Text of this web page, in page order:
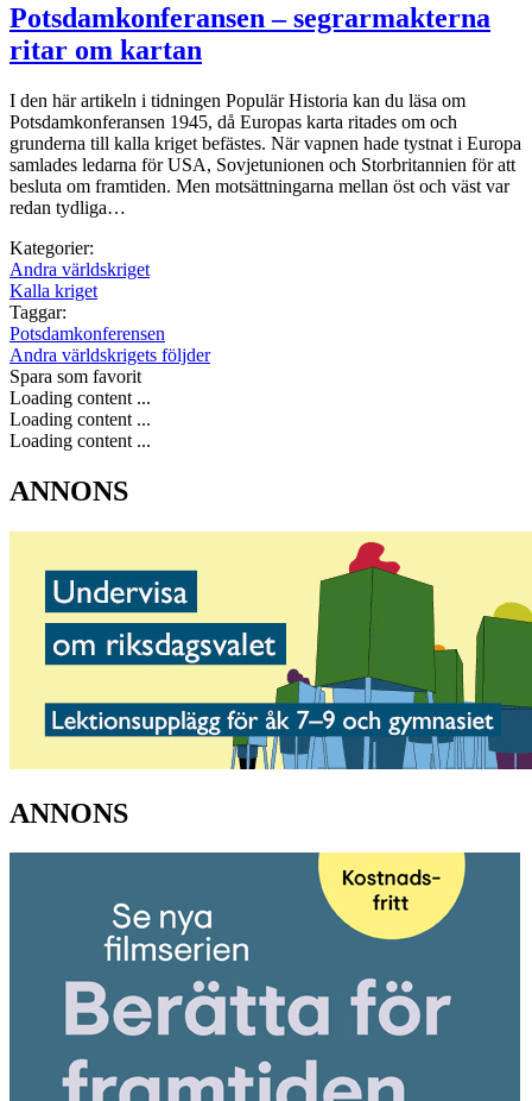
Potsdamkonferansen – segrarmakterna
ritar om kartan
I den här artikeln i tidningen Populär Historia kan du läsa om
Potsdamkonferansen 1945, då Europas karta ritades om och
grunderna till kalla kriget befästes. När vapnen hade tystnat i Europa
samlades ledarna för USA, Sovjetunionen och Storbritannien för att
besluta om framtiden. Men motsättningarna mellan öst och väst var
redan tydliga…
Kategorier:
Andra världskriget
Kalla kriget
Taggar:
Potsdamkonferensen
Andra världskrigets följder
Spara som favorit
Loading content ...
Loading content ...
Loading content ...
ANNONS
ANNONS